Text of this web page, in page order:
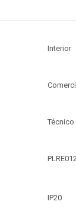
Interior
Técnico
IP20